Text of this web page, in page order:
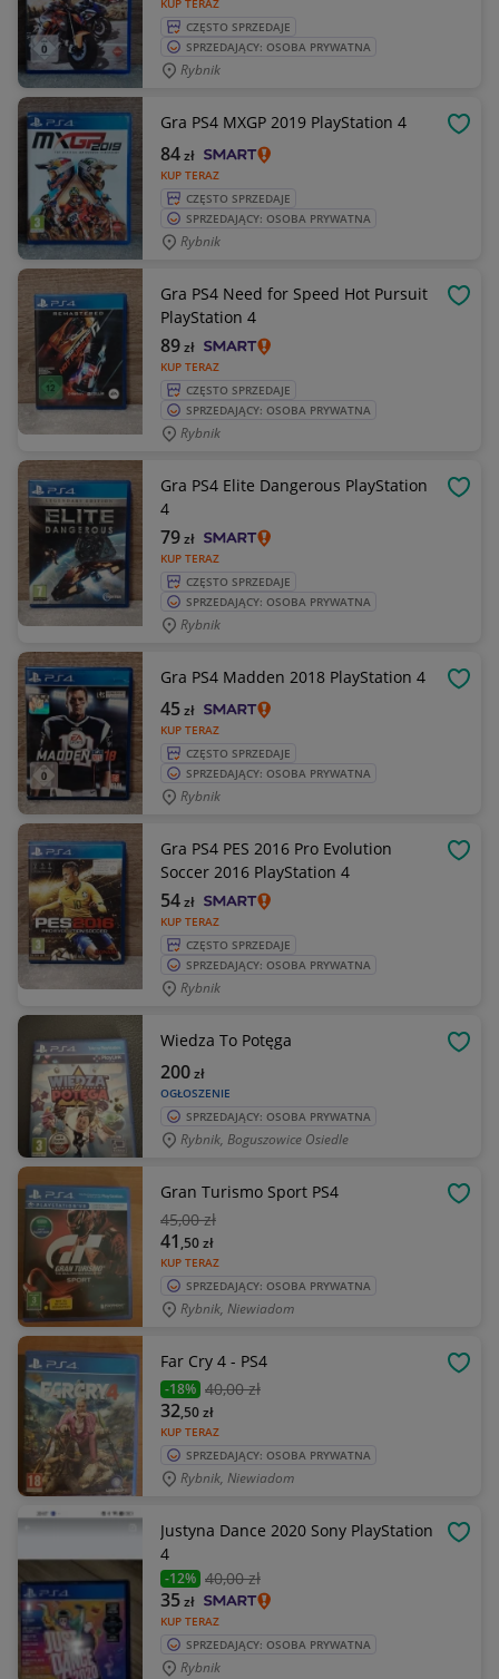
KUP TERAZ
CZĘSTO SPRZEDAJE
SPRZEDAJĄCY: OSOBA PRYWATNA
Rybnik
Gra PS4 MXGP 2019 PlayStation 4
KUP TERAZ
84zł
CZĘSTO SPRZEDAJE
SPRZEDAJĄCY: OSOBA PRYWATNA
Rybnik
Gra PS4 Need for Speed Hot Pursuit
PlayStation 4
KUP TERAZ
89zł
CZĘSTO SPRZEDAJE
SPRZEDAJĄCY: OSOBA PRYWATNA
Rybnik
Gra PS4 Elite Dangerous PlayStation
4
KUP TERAZ
79zł
CZĘSTO SPRZEDAJE
SPRZEDAJĄCY: OSOBA PRYWATNA
Rybnik
Gra PS4 Madden 2018 PlayStation 4
KUP TERAZ
45zł
CZĘSTO SPRZEDAJE
SPRZEDAJĄCY: OSOBA PRYWATNA
Rybnik
Gra PS4 PES 2016 Pro Evolution
Soccer 2016 PlayStation 4
KUP TERAZ
54zł
CZĘSTO SPRZEDAJE
SPRZEDAJĄCY: OSOBA PRYWATNA
Rybnik
Wiedza To Potęga
OGŁOSZENIE
200zł
SPRZEDAJĄCY: OSOBA PRYWATNA
Rybnik, Boguszowice Osiedle
Gran Turismo Sport PS4
45,00 zł
KUP TERAZ
41 ,50zł
SPRZEDAJĄCY: OSOBA PRYWATNA
Rybnik, Niewiadom
Far Cry 4 - PS4
-18% 40,00 zł
KUP TERAZ
32,50zł
SPRZEDAJĄCY: OSOBA PRYWATNA
Rybnik, Niewiadom
Justyna Dance 2020 Sony PlayStation
4
-12% 40,00 zł
KUP TERAZ
35zł
SPRZEDAJĄCY: OSOBA PRYWATNA
Rybnik